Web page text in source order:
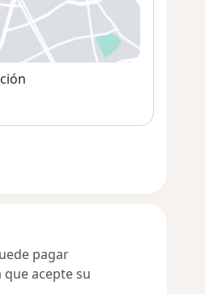
pestaña
pagar
acepte su